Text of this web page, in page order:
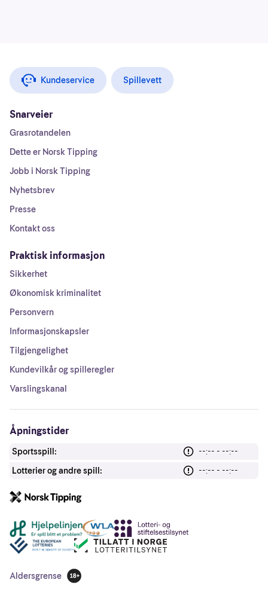
Kundeservice Spillevett
Snarveier
Grasrotandelen
Dette er Norsk Tipping
Jobb i Norsk Tipping
Nyhetsbrev
Presse
Kontakt oss
Praktisk informasjon
Sikkerhet
Økonomisk kriminalitet
Personvern
Informasjonskapsler
Tilgjengelighet
Kundevilkår og spilleregler
Varslingskanal
Åpningstider
Sportsspill:
--:-- - --:--
Lotterier og andre spill:
--:-- - --:--
Andre lenker
Aldersgrense
18 år